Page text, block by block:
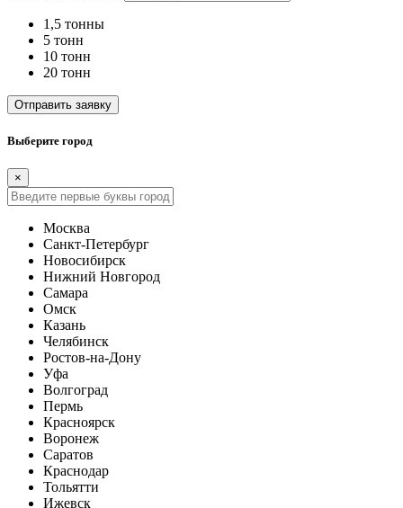
1,5 тонны
5 тонн
10 тонн
20 тонн
Отправить заявку
Выберите город
×
Москва
Санкт-Петербург
Новосибирск
Нижний Новгород
Самара
Омск
Казань
Челябинск
Ростов-на-Дону
Уфа
Волгоград
Пермь
Красноярск
Воронеж
Саратов
Краснодар
Тольятти
Ижевск